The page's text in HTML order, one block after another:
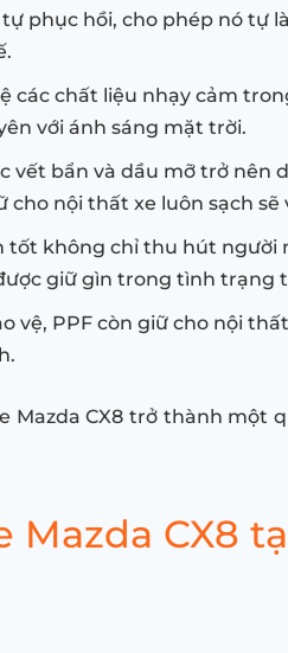
phục hồi, cho phép nó tự
các chất liệu nhạy cảm
với ánh sáng mặt trời.
vết bẩn và dầu mỡ trở
nội thất xe luôn sạch sẽ
tốt không chỉ thu hút người
giữ gìn trong tình trạng
vệ, PPF còn giữ cho nội
Mazda CX8 trở thành
Mazda CX8